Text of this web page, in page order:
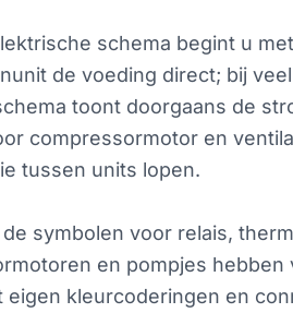
schema begint u
de voeding direct; bij
toont doorgaans de
compressormotor en
tussen units lopen.
symbolen voor relais,
en pompjes
eigen kleurcoderingen en